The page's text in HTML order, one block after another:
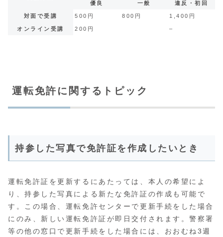
優良 一般 違反・初回
対面で受講 500円 800円 1,400円
オンライン受講 200円 –
運転免許に関するトピック
持参した写真で免許証を作成したいとき
運転免許証を更新するにあたっては、本人の希望によ
り、持参した写真による新たな免許証の作成も可能で
す。この場合、運転免許センターで更新手続をした場合
にのみ、新しい運転免許証が即日交付されます。警察署
等の他の窓口で更新手続をした場合には、おおむね3週